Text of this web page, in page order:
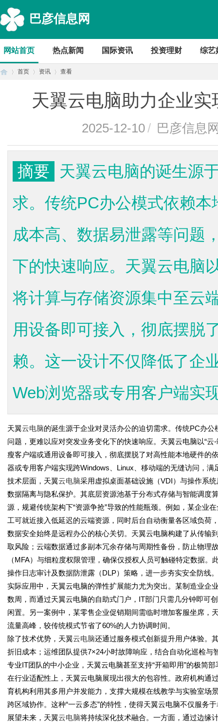
巴彦信息网
网站首页 热点新闻 国际资讯 投资理财 综艺
首页 资讯 查看
天翼云电脑助力企业
2025-12-10/ 巴彦信息
摘要
天翼云电脑的诞生源
求。传统PC办公模式依赖
成本高、数据易泄露等问题
下的快速响应。天翼云电脑
将计算与存储资源集中至云
用设备即可接入，彻底摆脱
赖。这一设计不仅降低了企
Web浏览器或专用客户端实
天翼云电脑的诞生源于企业对灵活办公的迫切需求。传统PC办
问题，更难以应对突发业务变化下的快速响应。天翼云电脑以“
瘦客户端或通用设备即可接入，彻底摆脱了对高性能本地硬件的
器或专用客户端实现跨Windows、Linux、移动端的无缝访问，满
技术层面，天翼云电脑采用虚拟桌面基础设施（VDI）与操作系
数据隔离与隐私保护。其底层资源池基于分布式存储与智能调度
源，规避传统架构下“资源争抢”导致的性能瓶颈。例如，某企业
工可就近接入低延迟的云端资源，同时后台自动衡量各区域负荷
数据安全始终是远程办公的核心关切。天翼云电脑构建了从传输
取风险；云端数据通过多副本冗余存储与周期性备份，防止物理
（MFA）与细粒度权限管理，确保仅授权人员可触碰特定数据
操作日志审计及数据防泄露（DLP）策略，进一步夯实安全防线。
实际应用中，天翼云电脑的弹性扩展能力尤为突出。某制造业企
数周，而通过天翼云电脑的自助式门户，IT部门只需几分钟即可
闲置。另一案例中，某零售企业促销期间需临时增加客服坐席
流量高峰，较传统模式节省了60%的人力协调时间。
除了技术优势，天翼云电脑还通过服务模式创新提升用户体验。
折旧成本；运维团队提供7×24小时故障响应，结合自动化巡检
专业IT团队的中小企业，天翼云电脑甚至支持“开箱即用”的极简
在行业适配性上，天翼云电脑展现出很大的包容性。政府机构通
育机构利用其多用户并发能力，支撑大规模在线教学与实验室场
跨区域协作。这种“一云多态”的特性，使得天翼云电脑不仅服务
展望未来，天翼云电脑将持续深化技术融合。一方面，通过边缘